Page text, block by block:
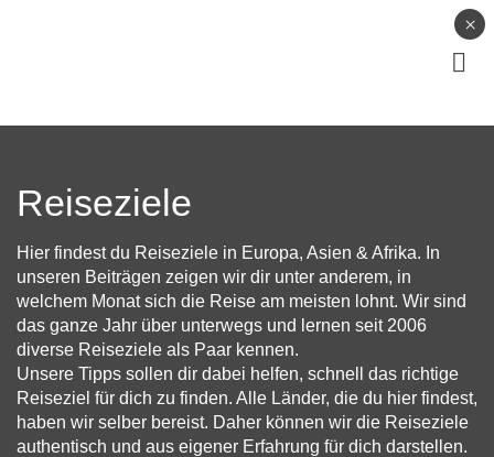
Reiseziele
Hier findest du Reiseziele in Europa, Asien & Afrika. In
unseren Beiträgen zeigen wir dir unter anderem, in
welchem Monat sich die Reise am meisten lohnt. Wir sind
das ganze Jahr über unterwegs und lernen seit 2006
diverse Reiseziele als Paar kennen.
Unsere Tipps sollen dir dabei helfen, schnell das richtige
Reiseziel für dich zu finden. Alle Länder, die du hier findest,
haben wir selber bereist. Daher können wir die Reiseziele
authentisch und aus eigener Erfahrung für dich darstellen.
×